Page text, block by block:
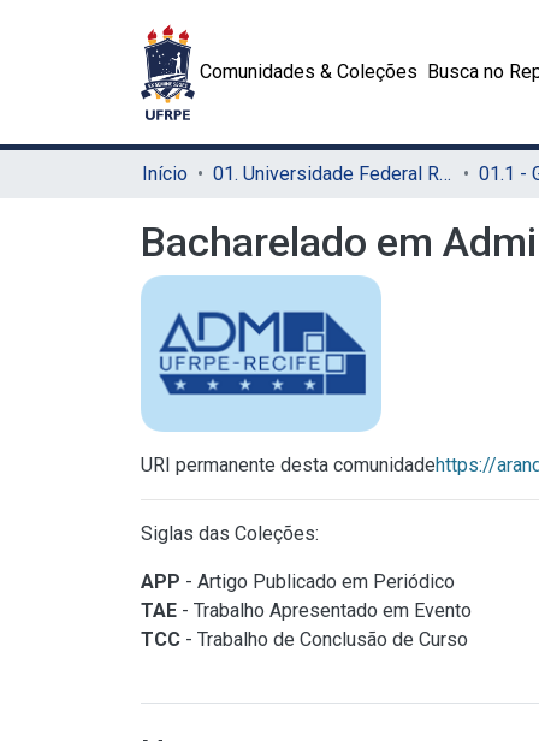
Comunidades & Coleções Busca no
Início 01. Universidade Federal Rural de Pernambuco - UFRPE (Sede) 01.1 -
Bacharelado em
URI permanente desta comunidadehttps://
Siglas das Coleções:
APP - Artigo Publicado em Periódico
TAE - Trabalho Apresentado em Evento
TCC - Trabalho de Conclusão de Curso